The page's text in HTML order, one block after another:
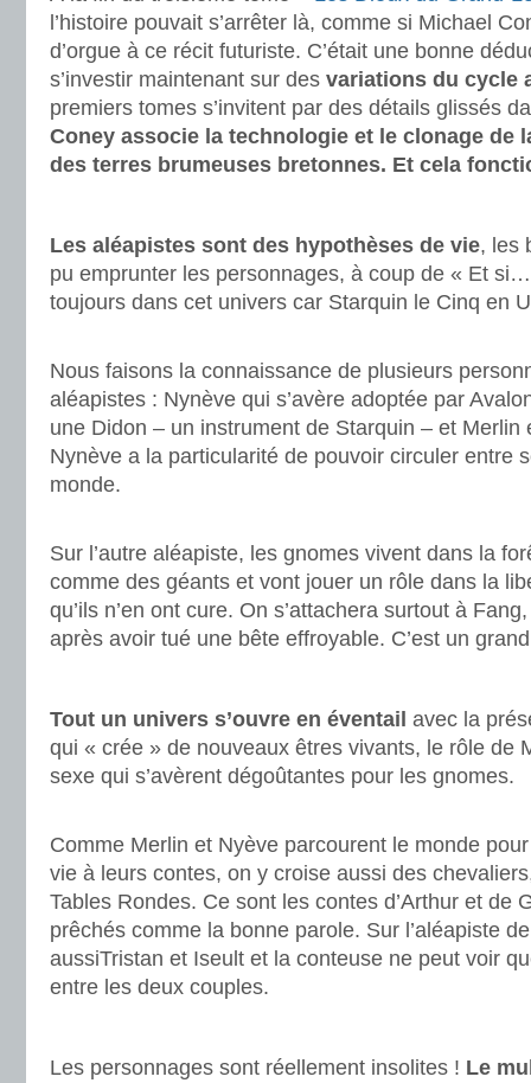
l’histoire pouvait s’arrêter là, comme si Michael
d’orgue à ce récit futuriste. C’était une bonne
s’investir maintenant sur des variations du cycle
premiers tomes s’invitent par des détails glissés
Coney associe la technologie et le clonage de
des terres brumeuses bretonnes. Et cela
Les aléapistes sont des hypothèses de vie, les
pu emprunter les personnages, à coup de « Et
toujours dans cet univers car Starquin le Cinq en
Nous faisons la connaissance de plusieurs
aléapistes : Nynève qui s’avère adoptée par
une Didon – un instrument de Starquin – et Merlin
Nynève a la particularité de pouvoir circuler entre
monde.
Sur l’autre aléapiste, les gnomes vivent dans la
comme des géants et vont jouer un rôle dans la
qu’ils n’en ont cure. On s’attachera surtout à
après avoir tué une bête effroyable. C’est un
Tout un univers s’ouvre en éventail avec la
qui « crée » de nouveaux êtres vivants, le rôle de
sexe qui s’avèrent dégoûtantes pour les gnomes.
Comme Merlin et Nyève parcourent le monde
vie à leurs contes, on y croise aussi des
Tables Rondes. Ce sont les contes d’Arthur et de
prêchés comme la bonne parole. Sur l’aléapiste
aussiTristan et Iseult et la conteuse ne peut voir
entre les deux couples.
Les personnages sont réellement insolites ! Le